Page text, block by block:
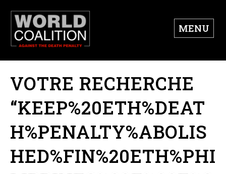
MENU
VOTRE RECHERCHE
“KEEP%20ETH%DEAT
H%PENALTY%ABOLIS
HED%FIN%20ETH%PHI